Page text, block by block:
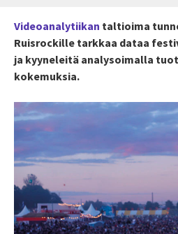
Videoanalytiikan taltioima
Ruisrockille tarkkaa dataa
ja kyyneleitä analysoimalla
kokemuksia.